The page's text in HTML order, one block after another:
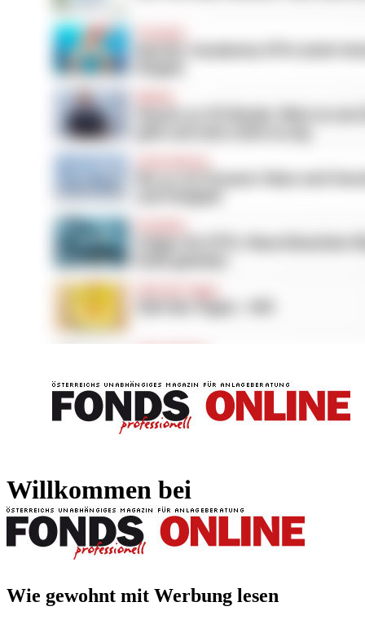
Willkommen bei
Wie gewohnt mit Werbung lesen